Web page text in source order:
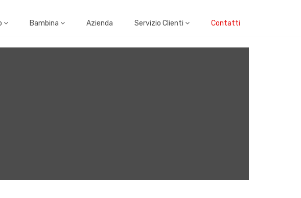
Bambina Azienda Servizio Clienti Contatti